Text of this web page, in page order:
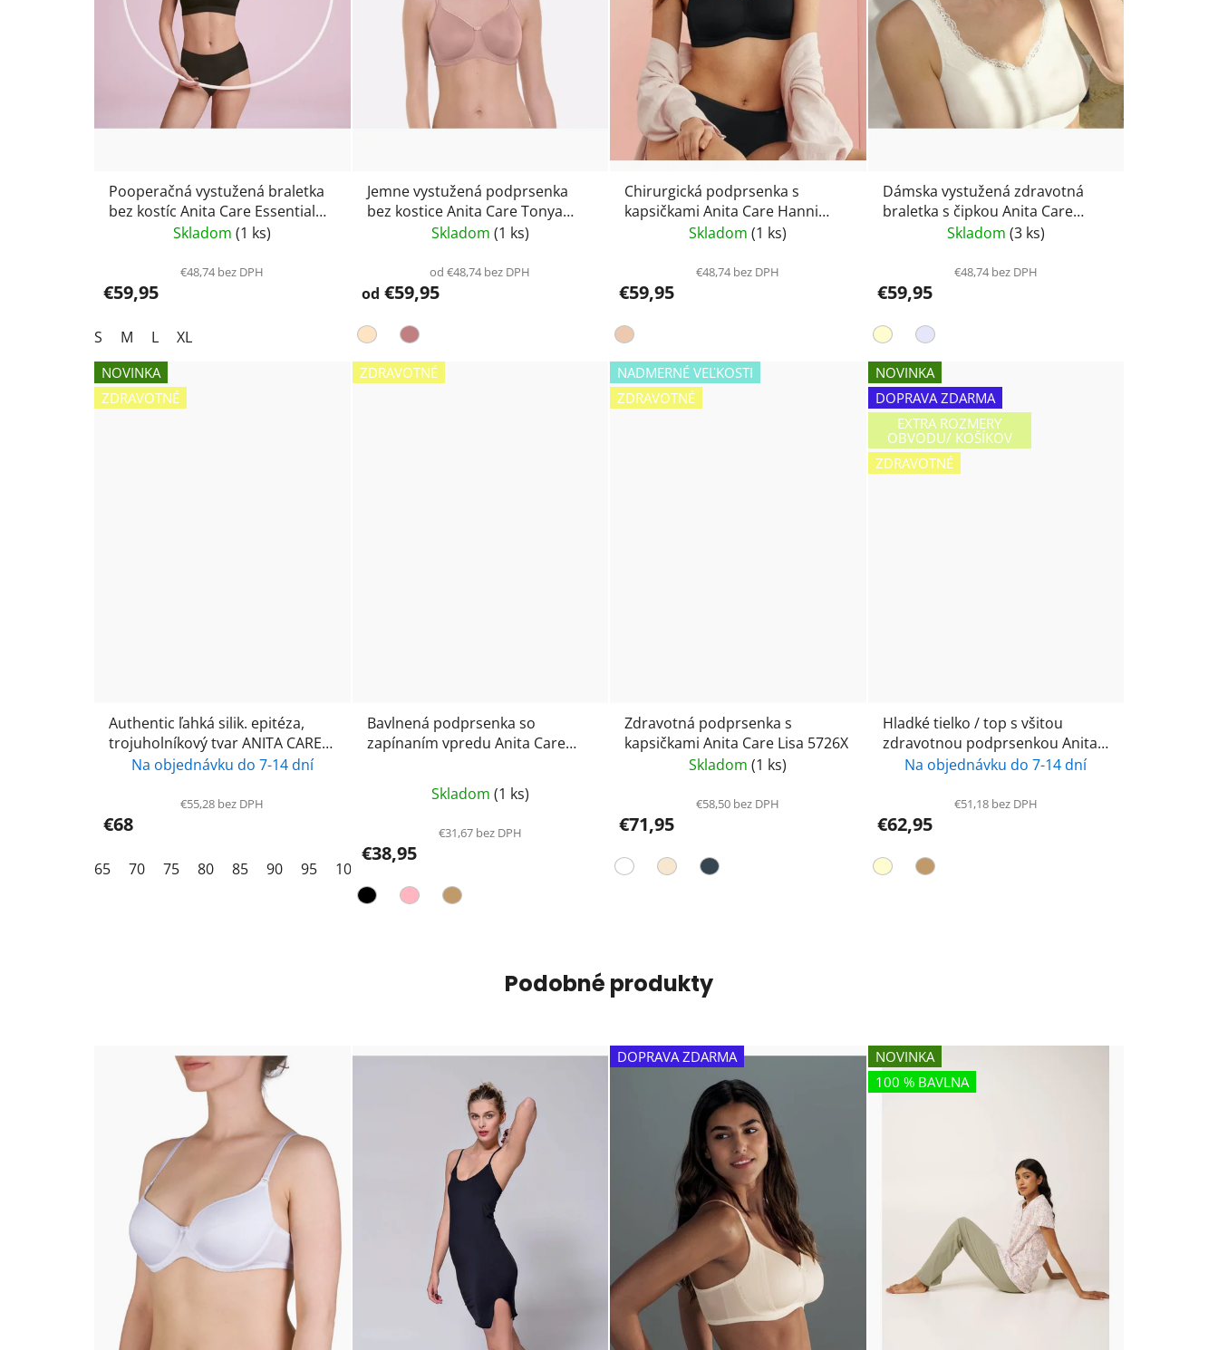
Pooperačná vystužená braletka
bez kostíc Anita Care Essential
Lace 4700X- čierna
Skladom(1 ks)
€48,74 bez DPH
€59,95
S M L XL
Jemne vystužená podprsenka
bez kostice Anita Care Tonya
Skladom (1 ks)
od €48,74 bez DPH
od €59,95
Chirurgická podprsenka s
kapsičkami Anita Care Hanni
Skladom(1 ks)
€48,74 bez DPH
€59,95
Dámska vystužená zdravotná
braletka s čipkou Anita Care
Lotta lace 5789X
Skladom (3 ks)
€48,74 bez DPH
€59,95
NOVINKA
ZDRAVOTNÉ
Authentic ľahká silik. epitéza,
trojuholníkový tvar ANITA CARE
1020XNa objednávku do 7-14 dní
€55,28 bez DPH
€68
65 70 75 80 85 90 95 100 105
ZDRAVOTNÉ
Bavlnená podprsenka so
zapínaním vpredu Anita Care
hodnotenie
produktu
Skladom (1 ks)
€31,67 bez DPH
€38,95
NADMERNÉ VEĽKOSTI
ZDRAVOTNÉ
Zdravotná podprsenka s
kapsičkami Anita Care Lisa 5726X
Skladom(1 ks)
€58,50 bez DPH
€71,95
NOVINKA
DOPRAVA ZDARMA
EXTRA ROZMERY
OBVODU/ KOŠÍKOV
ZDRAVOTNÉ
Hladké tielko / top s všitou
zdravotnou podprsenkou Anita
care 0640X Amica
Na objednávku do 7-14 dní
€51,18 bez DPH
€62,95
Podobné produkty
DOPRAVA ZDARMA
NOVINKA
100 % BAVLNA